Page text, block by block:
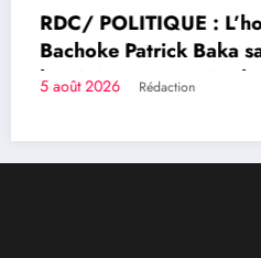
Namazihana
de